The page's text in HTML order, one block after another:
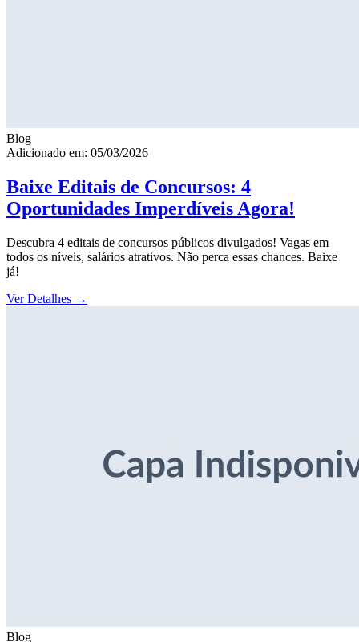
Blog
Adicionado em: 05/03/2026
Baixe Editais de Concursos: 4
Oportunidades Imperdíveis Agora!
Descubra 4 editais de concursos públicos divulgados! Vagas em
todos os níveis, salários atrativos. Não perca essas chances. Baixe
já!
Ver Detalhes →
Blog